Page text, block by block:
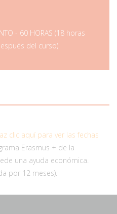
- 60 HORAS (18 horas
del curso)
clic aquí para ver las fechas
Erasmus + de la
una ayuda económica.
por 12 meses).